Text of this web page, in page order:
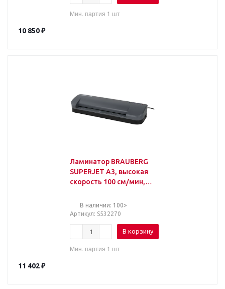
Мин. партия 1 шт
10 850₽
Ламинатор BRAUBERG
SUPERJET A3, высокая
скорость 100 см/мин,
мкмВ наличии: 100>
Артикул: S532270
В корзину
Мин. партия 1 шт
11 402₽